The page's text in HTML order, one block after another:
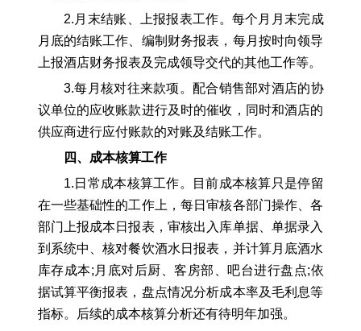
2.月末结账、上报报表工作。每个月月末完成
月底的结账工作、编制财务报表，每月按时向领导
上报酒店财务报表及完成领导交代的其他工作等。
3.每月核对往来款项。配合销售部对酒店的协
议单位的应收账款进行及时的催收，同时和酒店的
供应商进行应付账款的对账及结账工作。
四、成本核算工作
1.日常成本核算工作。目前成本核算只是停留
在一些基础性的工作上，每日审核各部门操作、各
部门上报成本日报表，审核出入库单据、单据录入
到系统中、核对餐饮酒水日报表，并计算月底酒水
库存成本;月底对后厨、客房部、吧台进行盘点;依
据试算平衡报表，盘点情况分析成本率及毛利息等
指标。后续的成本核算分析还有待明年加强。